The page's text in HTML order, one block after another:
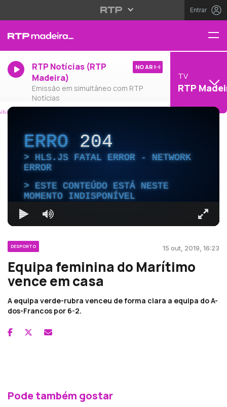
Entrar
RTP Notícias (RTP
Madeira)
Emissão em simultâneo com RTP
Notícias
NO AR
TV
RTP
ERRO204
HLS.JS FATAL ERROR - NETWORK
ERROR
ESTE CONTEÚDO ESTÁ NESTE
MOMENTO INDISPONÍVEL
DESPORTO 15 out, 2019, 16:23
Equipa feminina do Marítimo
vence em casa
A equipa verde-rubra venceu de forma clara a equipa do A-
dos-Francos por 6-2.
Pode também gostar